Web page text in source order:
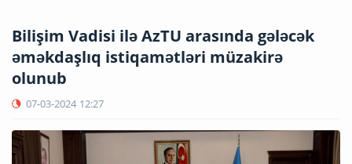
Bilişim Vadisi ilə AzTU arasında gələcək
əməkdaşlıq istiqamətləri müzakirə
olunub
07-03-2024 12:27